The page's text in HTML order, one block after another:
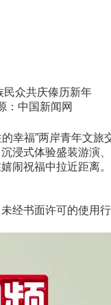
民众共庆傣历新年
中国新闻网
幸福”两岸青年文旅
式体验盛装游演、
祝福中拉近距离。
经书面许可的使用